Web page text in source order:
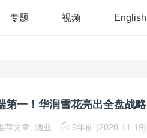
专题 视频 English
第一！华润雪花亮出全盘战略
荐文章 酒业 6年前 (2020-11-19)